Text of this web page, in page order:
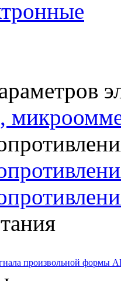
произвольной формы